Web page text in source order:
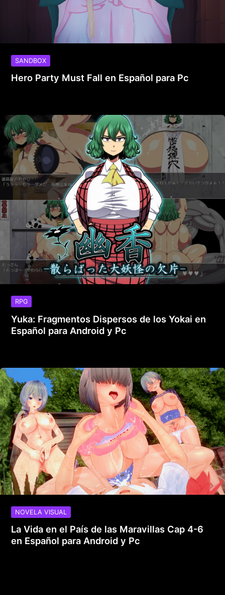
SANDBOX
Hero Party Must Fall en Español para Pc
RPG
Yuka: Fragmentos Dispersos de los Yokai en
Español para Android y Pc
NOVELA VISUAL
La Vida en el País de las Maravillas Cap 4-6
en Español para Android y Pc